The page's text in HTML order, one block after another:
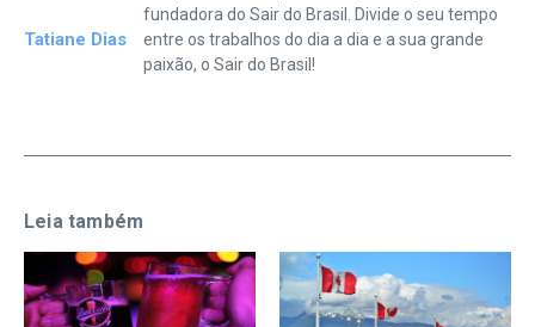
Tatiane Dias
fundadora do Sair do Brasil. Divide o seu tempo
entre os trabalhos do dia a dia e a sua grande
paixão, o Sair do Brasil!
Leia também